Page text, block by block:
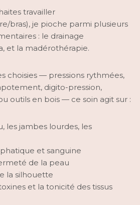
travailler
bras), je pioche parmi plusieurs
: le drainage
et la madérothérapie.
choisies — pressions rythmées,
digito-pression,
outils en bois — ce soin agit sur :
les jambes lourdes, les
et sanguine
de la peau
la silhouette
et la tonicité des tissus